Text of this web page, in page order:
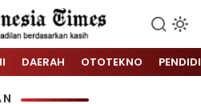
DAERAH OTOTEKNO